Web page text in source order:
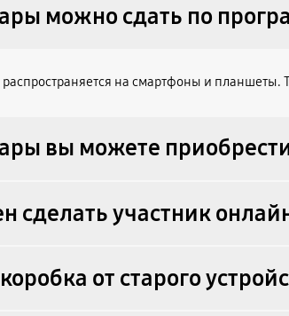
можно сдать по
на смартфоны и
вы можете
сделать участник
от старого